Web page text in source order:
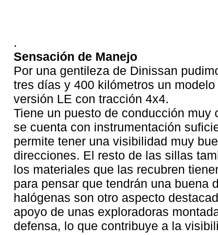
.
Sensación de Manejo
Por una gentileza de Dinissan
tres días y 400 kilómetros un
versión LE con tracción 4x4.
Tiene un puesto de conducción muy
se cuenta con instrumentación
permite tener una visibilidad muy
direcciones. El resto de las sillas
los materiales que las recubren
para pensar que tendrán una buena
halógenas son otro aspecto
apoyo de unas exploradoras
defensa, lo que contribuye a la